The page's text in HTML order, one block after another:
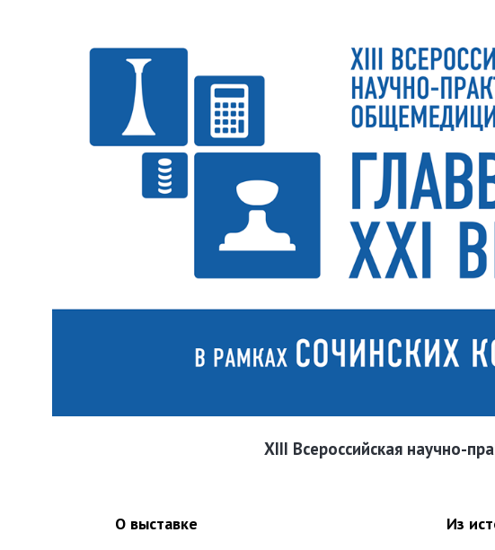
ХIII Всероссийская научно-
О выставке Из